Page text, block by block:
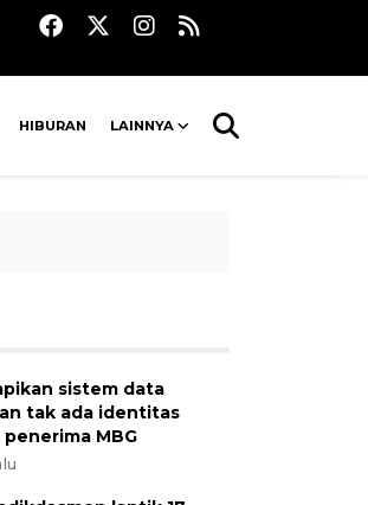
HIBURAN LAINNYA
sistem data
tak ada identitas
penerima MBG